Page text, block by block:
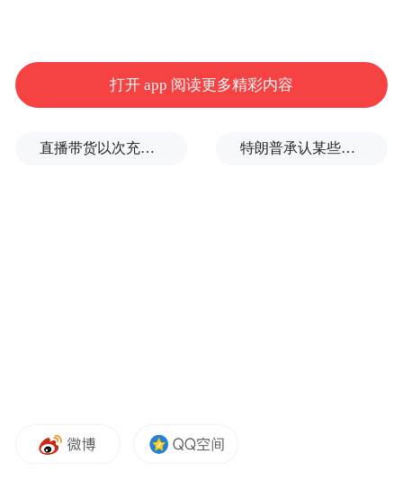
打开 app 阅读更多精彩内容
直播带货以次充好、拒不发货，算诈骗吗？ 特朗普承认某些弹药供应紧张